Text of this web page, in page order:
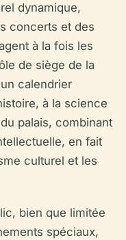
dynamique,
concerts et des
à la fois les
de siège de la
calendrier
à la science
palais, combinant
en fait
culturel et les
bien que limitée
spéciaux,